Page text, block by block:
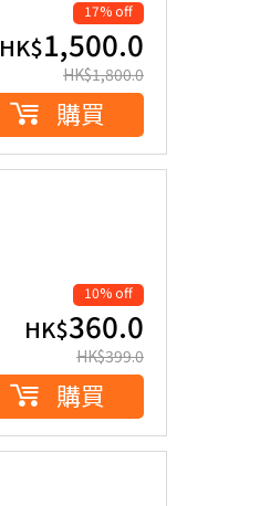
17% off
HK$1,500.0
HK$1,800.0
購買
10% off
HK$360.0
HK$399.0
購買